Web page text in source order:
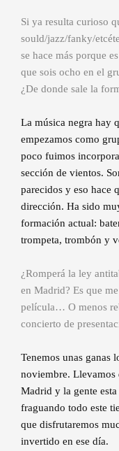
Si ya resulta curioso
sould/jazz/fanky/
se hace más porque
que sois ocho en el
¿De donde sale la
La música negra hay
empezamos como
poco fuimos
sección de vientos.
parecidos y eso hace
dirección. Ha sido
formación actual:
trompeta, trombón y
¿Romperá la ley
en Madrid? Es que
película… O menos
concierto de
Tenemos unas ganas
noviembre. Llevamos
Madrid y la gente
fraguando todo este
que disfrutaremos
invertido en ese día.